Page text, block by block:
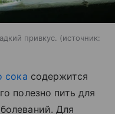
привкус.
источник:
сока содержится
полезно пить для
Для